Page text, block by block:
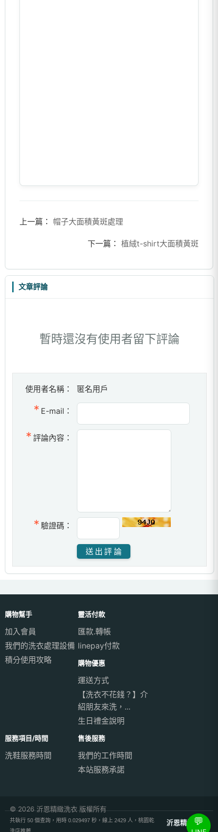
上一篇： 帽子大面積黃斑處理
下一篇： 植絨t-shirt大面積黃斑
文章評論
暫時還沒有使用者留下評論
使用者名稱： 匿名用戶
E-mail：
評論內容：
驗證碼：
購物幫手
加入會員
我們的洗衣處理設備
積分使用攻略
靈活付款
匯款.轉帳
linepay付款
購物優惠
運送方式
【洗衣不花錢？】介
紹朋友來洗，...
生日禮金說明
服務項目/時間
洗鞋服務時間
售後服務
我們的工作時間
本站服務承諾
© 2026 沂恩精緻洗衣 版權所有
共執行 50 個查詢，用時 0.029497 秒，線上 2429 人，桃園乾
沂恩精緻洗衣
💬